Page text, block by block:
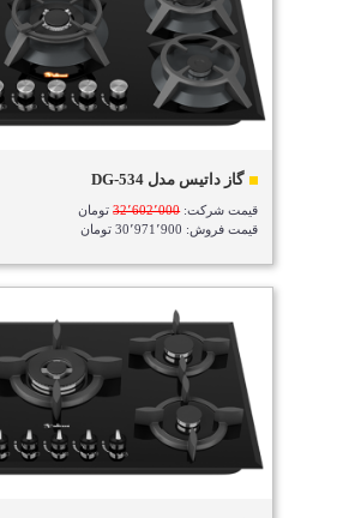
گاز داتیس مدل DG-534
قیمت شرکت:32٬602٬000تومان
قیمت فروش: 30٬971٬900 تومان